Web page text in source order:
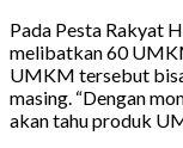
Pada Pesta Rakyat
melibatkan 60
UMKM tersebut
masing. “Dengan
akan tahu produk